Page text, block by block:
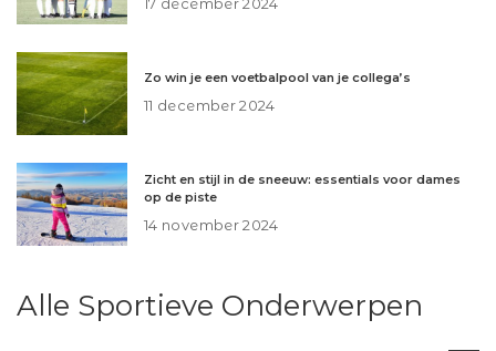
Zo win je een voetbalpool van je collega’s
11 december 2024
Zicht en stijl in de sneeuw: essentials voor dames
op de piste
14 november 2024
Alle Sportieve Onderwerpen